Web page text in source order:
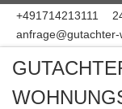
Zum Inhalt
+491714213111